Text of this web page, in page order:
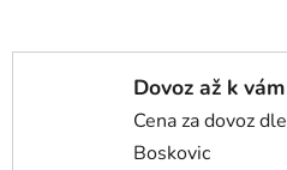
Dovoz až k
Cena za dovoz
Boskovic